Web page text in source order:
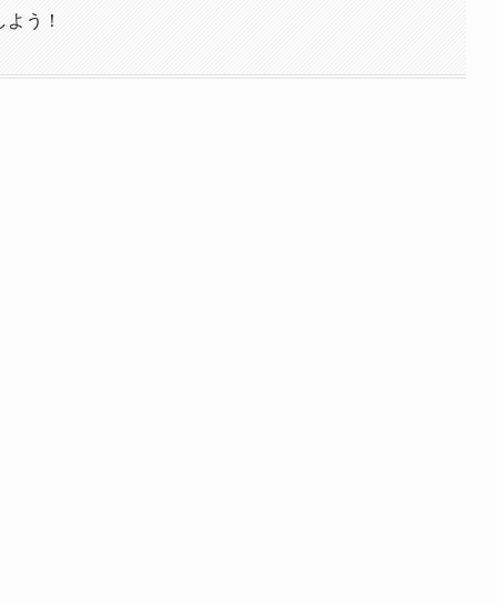
う！